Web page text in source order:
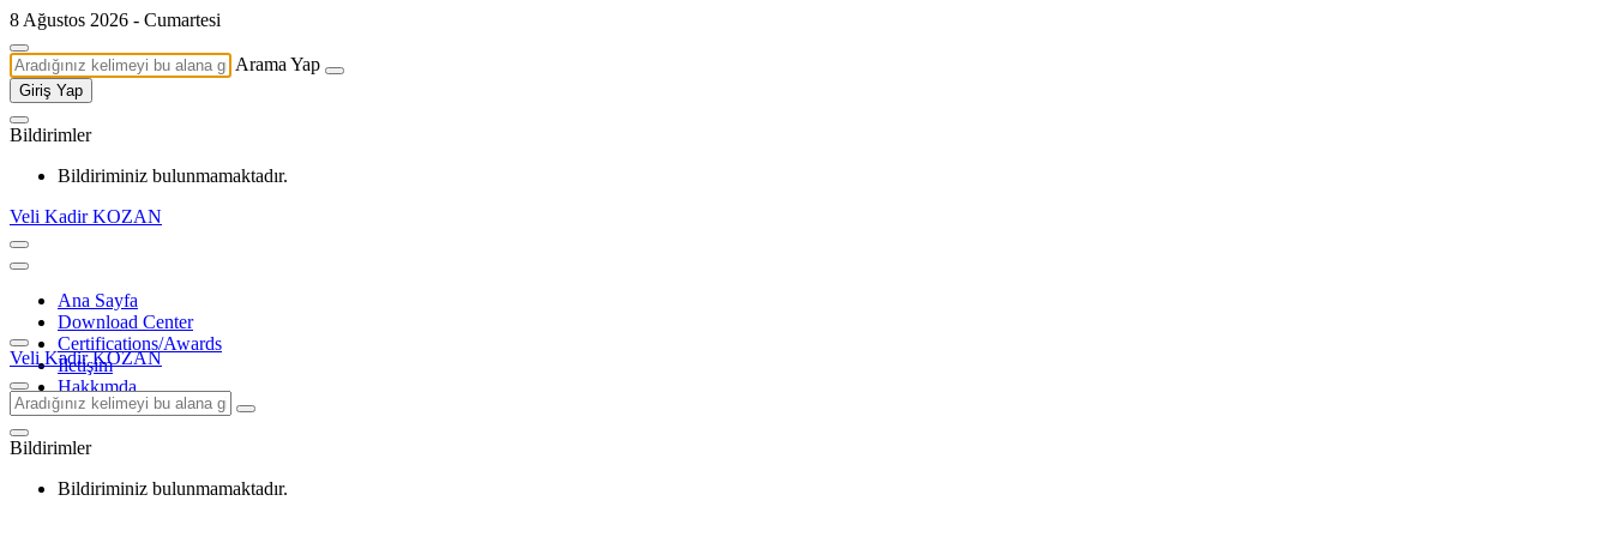
8 Ağustos 2026 - Cumartesi
Arama Yap
Giriş Yap
Bildirimler
Bildiriminiz bulunmamaktadır.
Veli Kadir KOZAN
Ana Sayfa
Download Center
Certifications/Awards
İletişim
Hakkımda
Veli Kadir KOZAN
Bildirimler
Bildiriminiz bulunmamaktadır.